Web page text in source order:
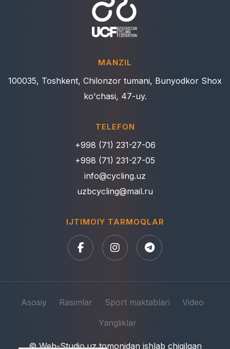
MANZIL
100035, Toshkent, Chilonzor tumani, Bunyodkor Shox
ko'chasi, 47-uy.
TELEFON
+998 (71) 231-27-06
+998 (71) 231-27-05
info@cycling.uz
uzbcycling@mail.ru
IJTIMOIY TARMOQLAR
Asosiy Rasimlar Sport maktablari
Video
Yangliklar
© Web-Studio.uztomonidan ishlab chiqilgan